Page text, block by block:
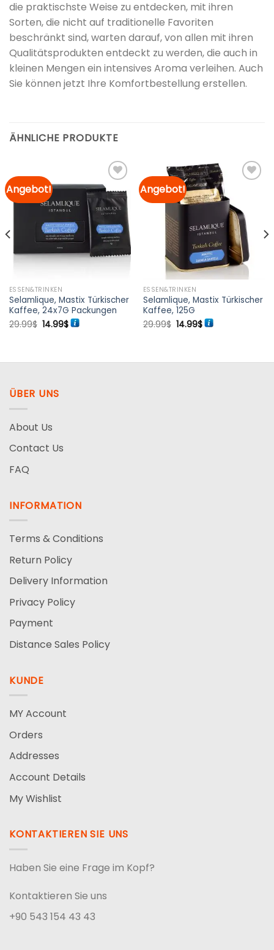
die praktischste Weise zu entdecken, mit ihren
Sorten, die nicht auf traditionelle Favoriten
beschränkt sind, warten darauf, von allen mit ihren
Qualitätsprodukten entdeckt zu werden, die auch in
kleinen Mengen ein intensives Aroma verleihen. Auch
Sie können jetzt Ihre Komfortbestellung erstellen.
ÄHNLICHE PRODUKTE
Angebot!
Zur
Merkliste
hinzufügen
ESSEN&TRINKEN
Selamlique, Mastix Türkischer
Kaffee, 24x7G Packungen
29.99$ Ursprünglicher
Preis
14.99$Aktueller
Preis
Angebot!
Merkliste
hinzufügen
ESSEN&TRINKEN
Selamlique, Mastix Türkischer
Kaffee, 125G
29.99$ Ursprünglicher
Preis
14.99$Aktueller
Preis
ÜBER UNS
About Us
Contact Us
FAQ
INFORMATION
Terms & Conditions
Return Policy
Delivery Information
Privacy Policy
Payment
Distance Sales Policy
KUNDE
MY Account
Orders
Addresses
Account Details
My Wishlist
KONTAKTIEREN SIE UNS
Haben Sie eine Frage im Kopf?
Kontaktieren Sie uns
+90 543 154 43 43